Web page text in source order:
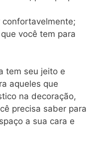
confortavelmente;
você tem para
tem seu jeito e
aqueles que
na decoração,
precisa saber para
a sua cara e